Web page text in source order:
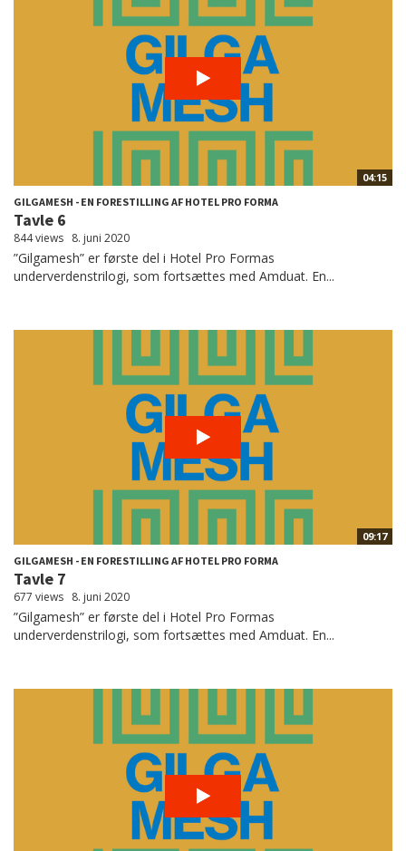
04:15
GILGAMESH - EN FORESTILLING AF HOTEL PRO FORMA
Tavle 6
844 views 8. juni 2020
”Gilgamesh” er første del i Hotel Pro Formas
underverdenstrilogi, som fortsættes med Amduat. En...
09:17
GILGAMESH - EN FORESTILLING AF HOTEL PRO FORMA
Tavle 7
677 views 8. juni 2020
”Gilgamesh” er første del i Hotel Pro Formas
underverdenstrilogi, som fortsættes med Amduat. En...